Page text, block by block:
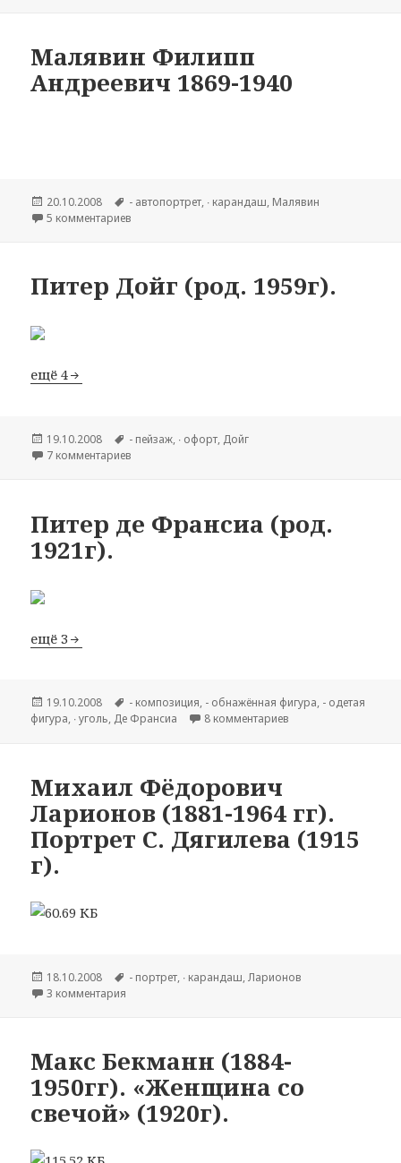
Малявин Филипп
Андреевич 1869-1940
Опубликовано
20.10.2008 Метки
- автопортрет, ∙ карандаш, Малявин
5 комментариев
Питер Дойг (род. 1959г).
ещё 4
Опубликовано
19.10.2008 Метки
- пейзаж, ∙ офорт, Дойг
7 комментариев
Питер де Франсиа (род.
1921г).
ещё 3
Опубликовано
19.10.2008 Метки
- композиция, - обнажённая фигура, - одетая
фигура, ∙ уголь, Де Франсиа 8 комментариев
Михаил Фёдорович
Ларионов (1881-1964 гг).
Портрет С. Дягилева (1915
г).
Опубликовано
18.10.2008 Метки
- портрет, ∙ карандаш,Ларионов
3 комментария
Макс Бекманн (1884-
1950гг). «Женщина со
свечой» (1920г).